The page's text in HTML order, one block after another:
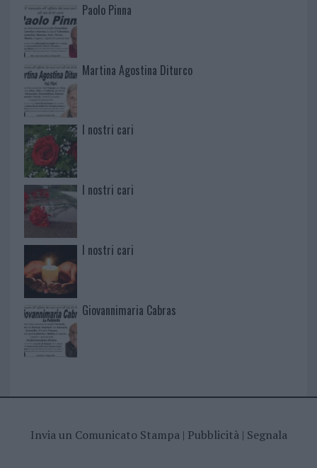
Paolo Pinna
Martina Agostina Diturco
I nostri cari
I nostri cari
I nostri cari
Giovannimaria Cabras
Invia un Comunicato Stampa| Pubblicità| Segnala